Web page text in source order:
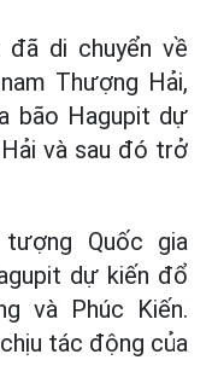
đã di chuyển về
Thượng Hải,
bão Hagupit dự
và sau đó trở
Quốc gia
dự kiến đổ
và Phúc Kiến.
tác động của